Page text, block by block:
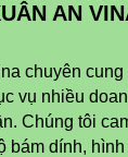
AN
chuyên
vụ nhiều
Chúng tôi
bám dính,